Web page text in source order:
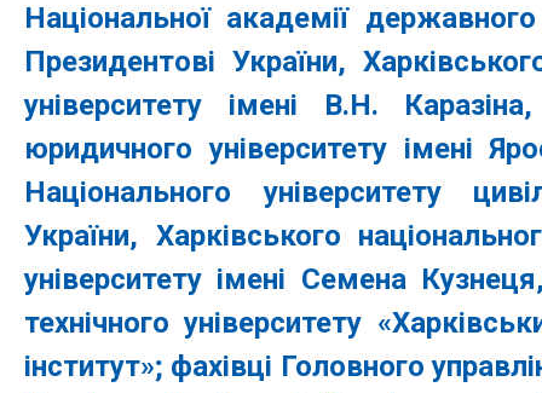
Національної академії
Президентові України,
університету імені В.Н.
юридичного університету імені
Національного університету
України, Харківського
університету імені Семена
технічного університету
інститут»; фахівці Головного